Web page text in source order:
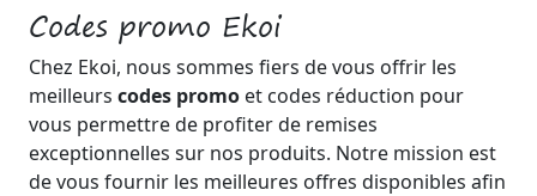
Codes promo Ekoi
Chez Ekoi, nous sommes fiers de vous offrir les
meilleurs codes promo et codes réduction pour
vous permettre de profiter de remises
exceptionnelles sur nos produits. Notre mission est
de vous fournir les meilleures offres disponibles afin